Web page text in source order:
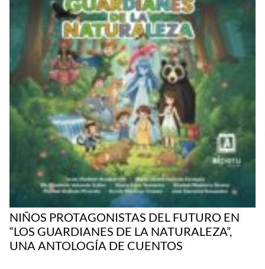
NIÑOS PROTAGONISTAS DEL FUTURO EN
“LOS GUARDIANES DE LA NATURALEZA”,
UNA ANTOLOGÍA DE CUENTOS